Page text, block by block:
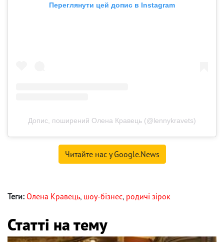
Переглянути цей допис в Instagram
Допис, поширений Олена Кравець (@lennykravets)
Читайте нас у Google.News
Теги: Олена Кравець, шоу-бізнес, родичі зірок
Статті на тему